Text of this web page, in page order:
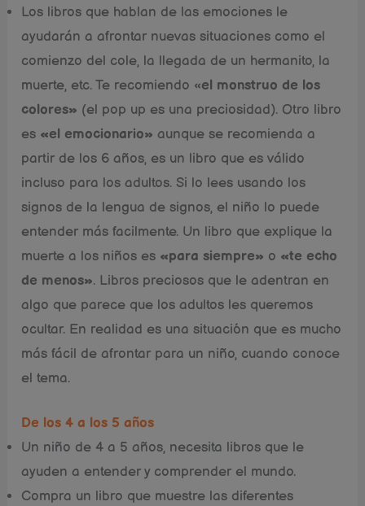
Los libros que hablan de las emociones le
ayudarán a afrontar nuevas situaciones como el
comienzo del cole, la llegada de un hermanito, la
muerte, etc. Te recomiendo «el monstruo de los
colores» (el pop up es una preciosidad). Otro libro
es «el emocionario» aunque se recomienda a
partir de los 6 años, es un libro que es válido
incluso para los adultos. Si lo lees usando los
signos de la lengua de signos, el niño lo puede
entender más facilmente. Un libro que explique la
muerte a los niños es «para siempre» o «te echo
de menos». Libros preciosos que le adentran en
algo que parece que los adultos les queremos
ocultar. En realidad es una situación que es mucho
más fácil de afrontar para un niño, cuando conoce
el tema.
De los 4 a los 5 años
Un niño de 4 a 5 años, necesita libros que le
ayuden a entender y comprender el mundo.
Compra un libro que muestre las diferentes